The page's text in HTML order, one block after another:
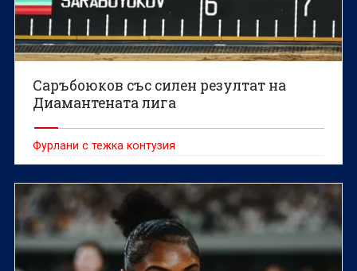
Саръбоюков със силен резултат на
Диамантената лига
Фурлани с тежка контузия